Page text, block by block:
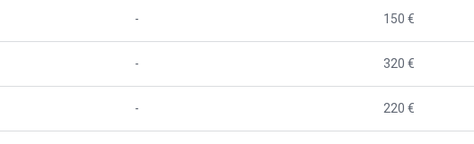
- 150 €
- 320 €
- 220 €